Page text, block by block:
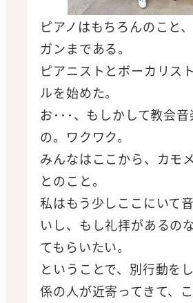
ピアノはもちろんのこと
ガンまである。
ピアニストとボーカリス
ルを始めた。
お･･･、もしかして教会
の。ワクワク。
みんなはここから、カモ
とのこと。
私はもう少しここにいて
いし、もし礼拝があるの
てもらいたい。
ということで、別行動を
係の人が近寄ってきて、